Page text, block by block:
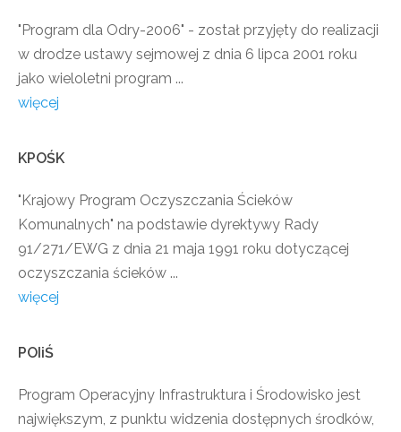
"Program dla Odry-2006" - został przyjęty do realizacji
w drodze ustawy sejmowej z dnia 6 lipca 2001 roku
jako wieloletni program ...
więcej
KPOŚK
"Krajowy Program Oczyszczania Ścieków
Komunalnych" na podstawie dyrektywy Rady
91/271/EWG z dnia 21 maja 1991 roku dotyczącej
oczyszczania ścieków ...
więcej
POIiŚ
Program Operacyjny Infrastruktura i Środowisko jest
największym, z punktu widzenia dostępnych środków,